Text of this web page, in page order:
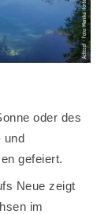
oder des
und
gefeiert.
Neue zeigt
im